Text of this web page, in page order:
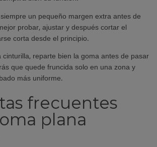
un pequeño margen extra antes de
probar, ajustar y después cortar el
corta desde el principio.
reparte bien la goma antes de pasar
que quede fruncida solo en una zona y
más uniforme.
frecuentes
plana